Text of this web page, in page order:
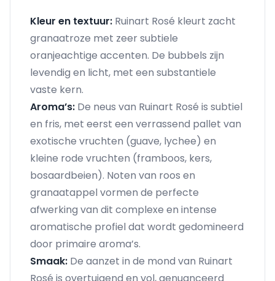
Kleur en textuur: Ruinart Rosé kleurt zacht
granaatroze met zeer subtiele
oranjeachtige accenten. De bubbels zijn
levendig en licht, met een substantiele
vaste kern.
Aroma’s: De neus van Ruinart Rosé is subtiel
en fris, met eerst een verrassend pallet van
exotische vruchten (guave, lychee) en
kleine rode vruchten (framboos, kers,
bosaardbeien). Noten van roos en
granaatappel vormen de perfecte
afwerking van dit complexe en intense
aromatische profiel dat wordt gedomineerd
door primaire aroma’s.
Smaak: De aanzet in de mond van Ruinart